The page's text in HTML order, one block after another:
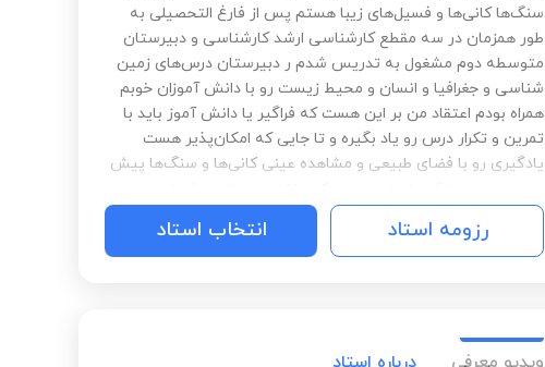
سنگ‌ها کانی‌ها و فسیل‌های زیبا هستم پس از فارغ التحصیلی به
طور همزمان در سه مقطع کارشناسی ارشد کارشناسی و دبیرستان
متوسطه دوم مشغول به تدریس شدم ر دبیرستان درس‌های زمین
شناسی و جغرافیا و انسان و محیط زیست رو با دانش آموزان خوبم
همراه بودم اعتقاد من بر این هست که فراگیر یا دانش آموز باید با
تمرین و تکرار درس رو یاد بگیره و تا جایی که امکان‌پذیر هست
یادگیری رو با فضای طبیعی و مشاهده عینی کانی‌ها و سنگ‌ها پیش
جلسه انجام می‌شه که برای درس‌هایی مثل جغرافیا این روش یک
روش کارآمد و عالی بود به طوری که دانش آموزان تا پایان ترم همه
مطالب درس اول را کاملاً به خاطر داشتند.هرچند دانش آموزان به
تست‌های اون بتونن رتبه خودشون رو نسبت به دیگر رقبا افزایش
رزومه استاد انتخاب استاد